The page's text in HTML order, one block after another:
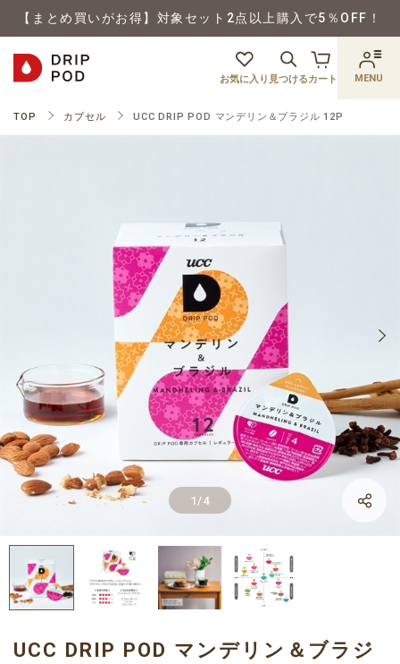
【まとめ買いがお得】対象セット2点以上購入で5％OFF！
お気に入り 見つけるカート MENU
TOP カプセル UCC DRIP POD マンデリン＆ブラジル 12P
1 /4
LINE
X
UCC DRIP POD マンデリン＆ブラジ